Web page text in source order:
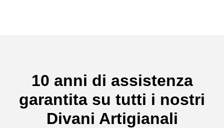
10 anni di assistenza
garantita su tutti i nostri
Divani Artigianali